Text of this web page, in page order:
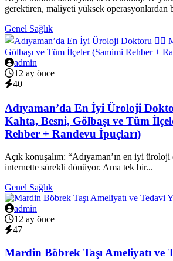
gerektiren, maliyeti yüksek operasyonlardan
Genel Sağlık
admin
12 ay önce
40
Adıyaman’da En İyi Üroloji
Kahta, Besni, Gölbaşı ve Tüm
Rehber + Randevu İpuçları)
Açık konuşalım: “Adıyaman’ın en iyi
internette sürekli dönüyor. Ama tek bir...
Genel Sağlık
admin
12 ay önce
47
Mardin Böbrek Taşı Ameliyatı ve